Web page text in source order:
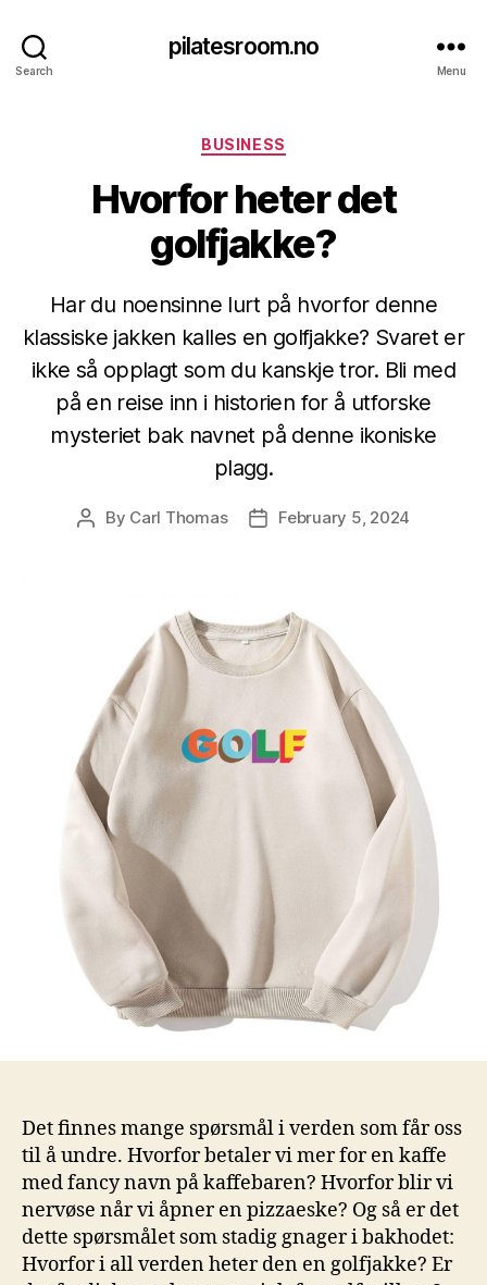
Search
pilatesroom.no
Menu
Categories
BUSINESS
Hvorfor heter det
golfjakke?
Har du noensinne lurt på hvorfor denne
klassiske jakken kalles en golfjakke? Svaret er
ikke så opplagt som du kanskje tror. Bli med
på en reise inn i historien for å utforske
mysteriet bak navnet på denne ikoniske
plagg.
Post
By Carl Thomas
PostFebruary 5, 2024
Det ⁤finnes mange spørsmål i verden‍ som får‍ oss‍
til å undre. Hvorfor ​betaler vi mer for en kaffe
med​ fancy navn på kaffebaren? Hvorfor blir vi
nervøse‍ når vi⁢ åpner en pizzaeske? Og så er ⁣det
dette ⁤spørsmålet som⁢ stadig gnager i bakhodet:
‌Hvorfor i all‍ verden heter ​den ‌en golfjakke?‌ Er